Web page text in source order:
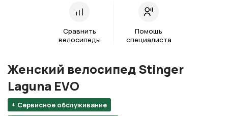
Сравнить
велосипеды
Помощь
специалиста
+ Сервисное обслуживание
Женский велосипед Stinger
Laguna EVO